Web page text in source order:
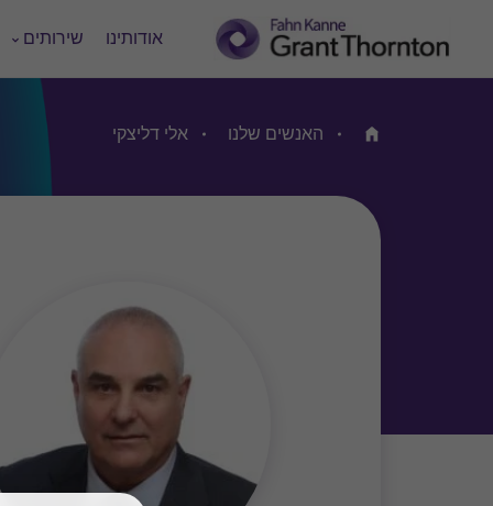
אודותינו שירותים
Home האנשים שלנו אלי דליצקי